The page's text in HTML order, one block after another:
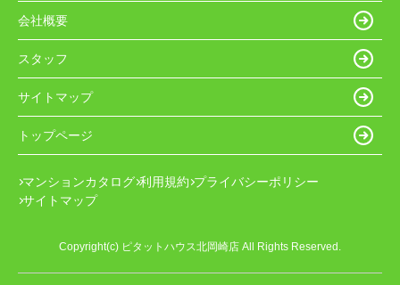
会社概要
スタッフ
サイトマップ
トップページ
マンションカタログ 利用規約 プライバシーポリシー
サイトマップ
Copyright(c) ピタットハウス北岡崎店 All Rights Reserved.